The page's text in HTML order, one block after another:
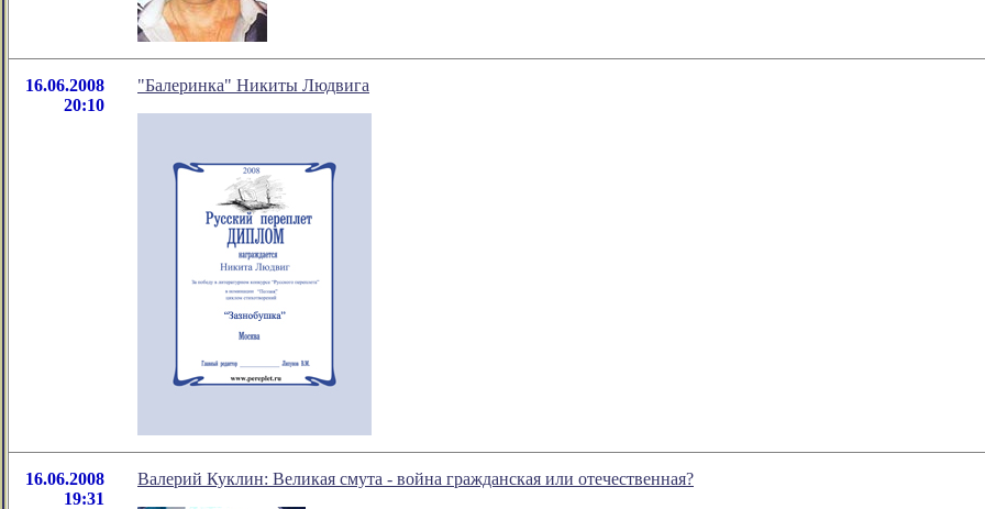
16.06.2008
20:10
"Балеринка" Никиты Людвига
16.06.2008
19:31
Валерий Куклин: Великая смута - война гражданская или отечественная?